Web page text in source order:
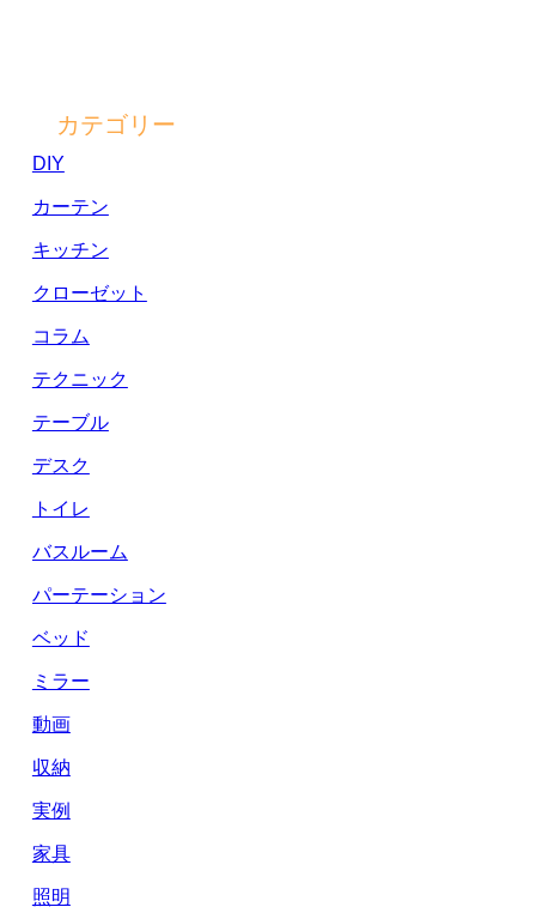
カテゴリー
DIY
カーテン
キッチン
クローゼット
コラム
テクニック
テーブル
デスク
トイレ
バスルーム
パーテーション
ベッド
ミラー
動画
収納
実例
家具
照明